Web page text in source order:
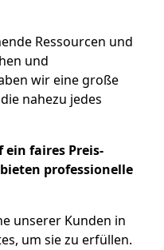
Ressourcen und
und
wir eine große
nahezu jedes
faires Preis-
professionelle
unserer Kunden in
um sie zu erfüllen.